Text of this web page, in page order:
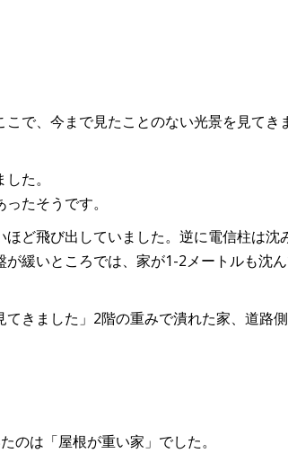
で、今まで見たことのない光景を見てき
た。
たそうです。
ど飛び出していました。逆に電信柱は沈
緩いところでは、家が1-2メートルも沈
きました」2階の重みで潰れた家、道路
のは「屋根が重い家」でした。